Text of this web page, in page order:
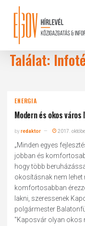
content
Találat:
ENERGIA
Modern és okos
byredaktor 2017.
„Minden egyes
jobban és
hogy több
okosításnak nem
komfortosabban
lakni, szeressenek
polgármester
"Kaposvár olyan okos